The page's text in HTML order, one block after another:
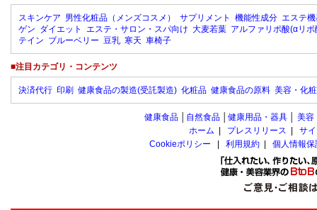
スキンケア 男性化粧品（メンズコスメ） サプリメント 機能性成分 エステ
ゲン ダイエット エステ・サロン・スパ向け 大麦若葉 アルファリポ酸(αリポ
テイン ブルーベリー 豆乳 寒天 車椅子
■注目カテゴリ・コンテンツ
決済代行 印刷 健康食品の製造(受託製造) 化粧品 健康食品の原料 美容・化
健康食品 自然食品 健康用品・器具 美容
ホーム
プレスリリース
サ
Cookieポリシー
利用規約 個人情報